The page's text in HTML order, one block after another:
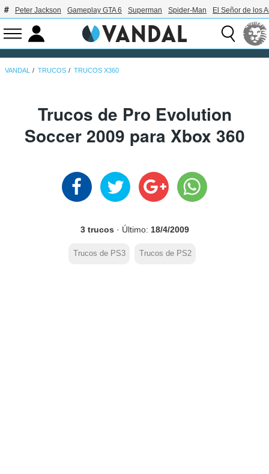
Peter Jackson Gameplay GTA 6 Superman Spider-Man El Señor de los
VANDAL TRUCOS TRUCOS X360
Trucos de Pro Evolution
Soccer 2009 para Xbox 360
3 trucos · Último: 18/4/2009
Trucos de PS3 Trucos de PS2